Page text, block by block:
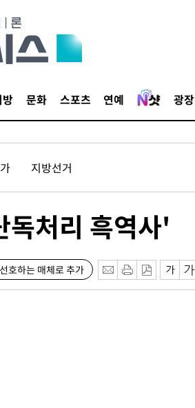
문화 스포츠 연예 광장
지방선거
처리 흑역사'
호하는 매체로 추가